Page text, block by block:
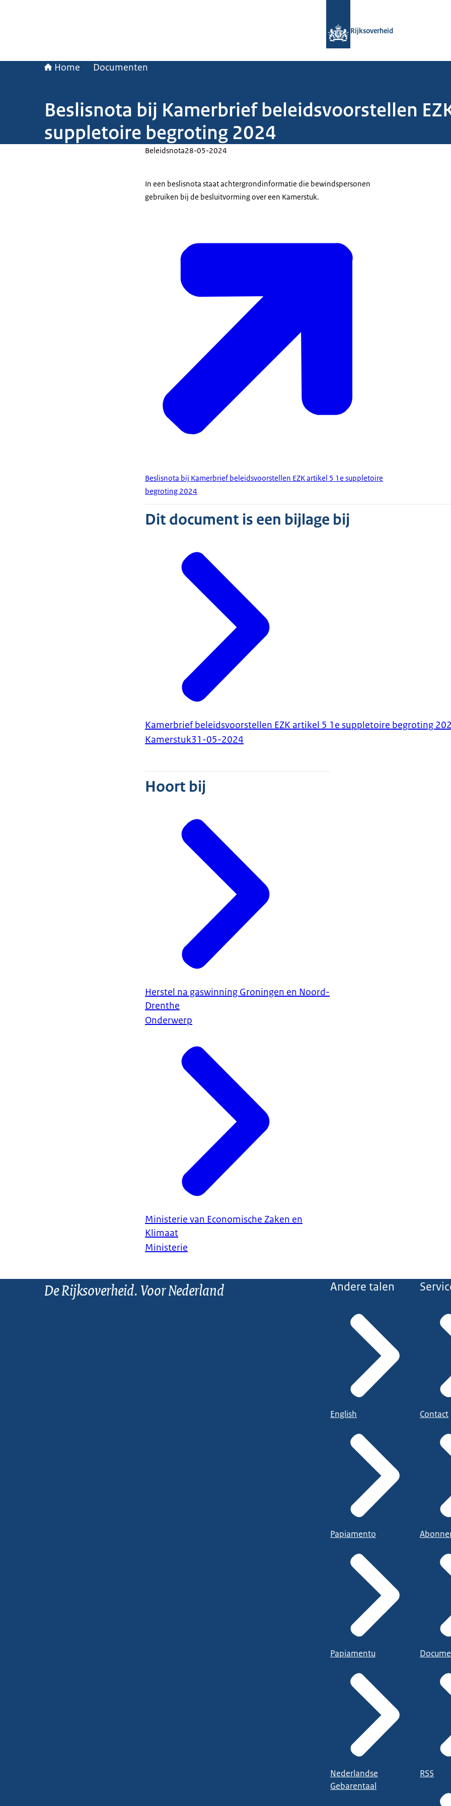
Rijksoverheid
Home Documenten
Beslisnota bij Kamerbrief beleidsvoorstellen
suppletoire begroting 2024
Beleidsnota28-05-2024
In een beslisnota staat achtergrondinformatie die bewindspersonen
gebruiken bij de besluitvorming over een Kamerstuk.
Beslisnota bij Kamerbrief beleidsvoorstellen EZK artikel 5 1e suppletoire
begroting 2024
Dit document is een bijlage bij
Kamerbrief beleidsvoorstellen EZK artikel 5 1e suppletoire begroting
Kamerstuk31-05-2024
Hoort bij
Herstel na gaswinning Groningen en Noord-
Drenthe
Onderwerp
Ministerie van Economische Zaken en
Klimaat
Ministerie
De Rijksoverheid. Voor Nederland Andere talen
English
Papiamento
Papiamentu
Nederlandse
Gebarentaal
Contact
RSS